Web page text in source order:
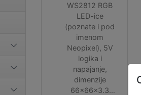
WS2812 RGB
LED-ice
(poznate i pod
imenom
Neopixel), 5V
logika i
napajanje,
dimenzije
66x66x3.3